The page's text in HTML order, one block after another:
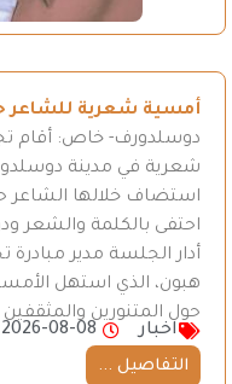
أمسية شعرية للشاعر
دوسلدورف- خاص: أقام
استضاف خلالها الشاعر
احتفى بالكلمة والشعر
أدار الجلسة مدير مبادرة
هبون، الذي استهل
حول المتنورين
اخبار
2026-08-08
التفاصيل ...